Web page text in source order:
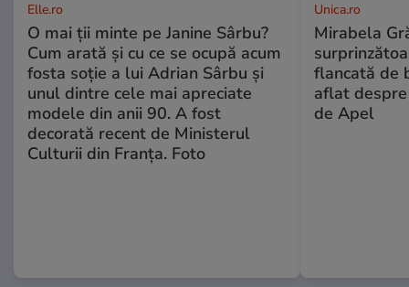
Elle.ro
O mai ții minte pe Janine Sârbu?
Cum arată și cu ce se ocupă acum
fosta soție a lui Adrian Sârbu și
unul dintre cele mai apreciate
modele din anii 90. A fost
decorată recent de Ministerul
Culturii din Franța. Foto
Unica.ro
Mirabela
flancată de
aflat
de Apel